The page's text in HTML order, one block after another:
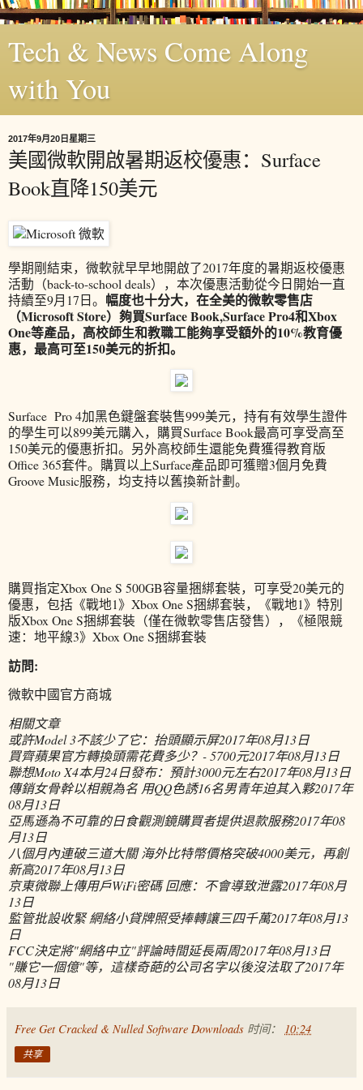
Tech & News Come Along
with You
2017年9月20日星期三
美國微軟開啟暑期返校優惠：Surface
Book直降150美元
學期剛結束，微軟就早早地開啟了2017年度的暑期返校優惠
活動（back-to-school deals），本次優惠活動從今日開始一直
持續至9月17日。 幅度也十分大，在全美的微軟零售店
（Microsoft Store）夠買Surface Book,Surface Pro4和Xbox
One等產品，高校師生和教職工能夠享受額外的10%教育優
惠，最高可至150美元的折扣。
Surface Pro 4加黑色鍵盤套裝售999美元，持有有效學生證件
的學生可以899美元購入，購買Surface Book最高可享受高至
150美元的優惠折扣。另外高校師生還能免費獲得教育版
Office 365套件。購買以上Surface產品即可獲贈3個月免費
Groove Music服務，均支持以舊換新計劃。
購買指定Xbox One S 500GB容量捆綁套裝，可享受20美元的
優惠，包括《戰地1》Xbox One S捆綁套裝，《戰地1》特別
版Xbox One S捆綁套裝（僅在微軟零售店發售），《極限競
速：地平線3》Xbox One S捆綁套裝
訪問:
微軟中國官方商城
相關文章
或許Model 3不該少了它：抬頭顯示屏2017年08月13日
買齊蘋果官方轉換頭需花費多少？- 5700元2017年08月13日
聯想Moto X4本月24日發布：預計3000元左右2017年08月13日
傳銷女骨幹以相親為名 用QQ色誘16名男青年迫其入夥2017年
08月13日
亞馬遜為不可靠的日食觀測鏡購買者提供退款服務2017年08
月13日
八個月內連破三道大關 海外比特幣價格突破4000美元，再創
新高2017年08月13日
京東微聯上傳用戶WiFi密碼 回應：不會導致泄露2017年08月
13日
監管批設收緊 網絡小貸牌照受捧轉讓三四千萬2017年08月13
日
FCC決定將"網絡中立"評論時間延長兩周2017年08月13日
"賺它一個億"等，這樣奇葩的公司名字以後沒法取了2017年
08月13日
Free Get Cracked & Nulled Software Downloads 时间： 10:24
共享